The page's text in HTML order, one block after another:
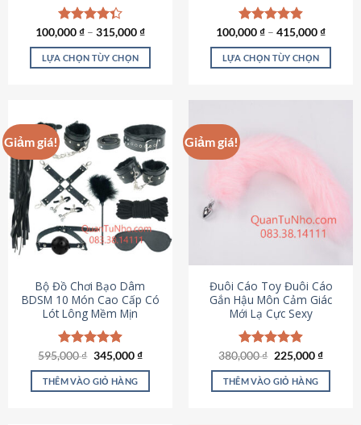
sản
phẩm
Được xếp
hạng4.33
5 sao
100,000₫ – 315,000₫
LỰA CHỌN TÙY CHỌN
có
nhiều
biến
thể.
Các
tùy
chọn
có
chọn
trên
trang
sản
phẩm
Được xếp
hạng4.94
5 sao
100,000₫ – 415,000₫
LỰA CHỌN TÙY CHỌN
biến
thể.
chọn
chọn
trên
trang
sản
phẩm
Giảm giá!
Bộ Đồ Chơi Bạo Dâm
BDSM 10 Món Cao Cấp Có
Lót Lông Mềm Mịn
Được xếp
hạng4.88
5 sao
595,000₫ Giá
là:
595,000 ₫.
345,000₫Giá
tại
THÊM VÀO GIỎ HÀNG
Giảm giá!
Đuôi Cáo Toy Đuôi Cáo
Gắn Hậu Môn Cảm Giác
Mới Lạ Cực Sexy
Được xếp
hạng4.88
5 sao
380,000₫ Giá
là:
380,000 ₫.
225,000₫Giá
tại
THÊM VÀO GIỎ HÀNG